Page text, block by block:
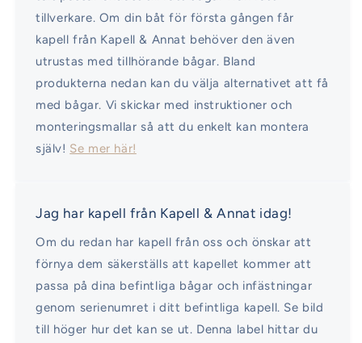
tillverkare. Om din båt för första gången får
kapell från Kapell & Annat behöver den även
utrustas med tillhörande bågar. Bland
produkterna nedan kan du välja alternativet att få
med bågar. Vi skickar med instruktioner och
monteringsmallar så att du enkelt kan montera
själv! Se mer här!
Jag har kapell från Kapell & Annat idag!
Om du redan har kapell från oss och önskar att
förnya dem säkerställs att kapellet kommer att
passa på dina befintliga bågar och infästningar
genom serienumret i ditt befintliga kapell. Se bild
till höger hur det kan se ut. Denna label hittar du